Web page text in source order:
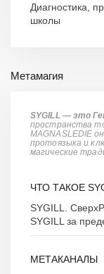
Диагностика,
школы
Метамагия
SYGILL — это
пространства
MAGNASLEDIE
протоязыка и
магические
ЧТО ТАКОЕ
SYGILL.
SYGILL за
МЕТАКАНАЛЫ